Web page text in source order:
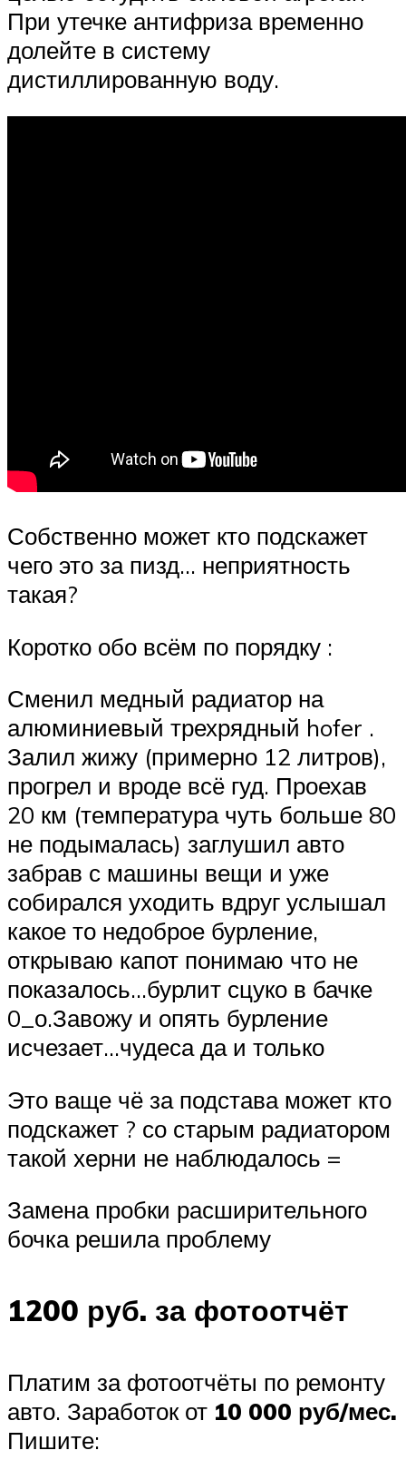
При утечке антифриза временно
долейте в систему
дистиллированную воду.
Собственно может кто подскажет
чего это за пизд… неприятность
такая?
Коротко обо всём по порядку :
Сменил медный радиатор на
алюминиевый трехрядный hofer .
Залил жижу (примерно 12 литров),
прогрел и вроде всё гуд. Проехав
20 км (температура чуть больше 80
не подымалась) заглушил авто
забрав с машины вещи и уже
собирался уходить вдруг услышал
какое то недоброе бурление,
открываю капот понимаю что не
показалось…бурлит сцуко в бачке
0_о.Завожу и опять бурление
исчезает…чудеса да и только
Это ваще чё за подстава может кто
подскажет ? со старым радиатором
такой херни не наблюдалось =
Замена пробки расширительного
бочка решила проблему
1200 руб. за фотоотчёт
Платим за фотоотчёты по ремонту
авто. Заработок от 10 000 руб/мес.
Пишите: